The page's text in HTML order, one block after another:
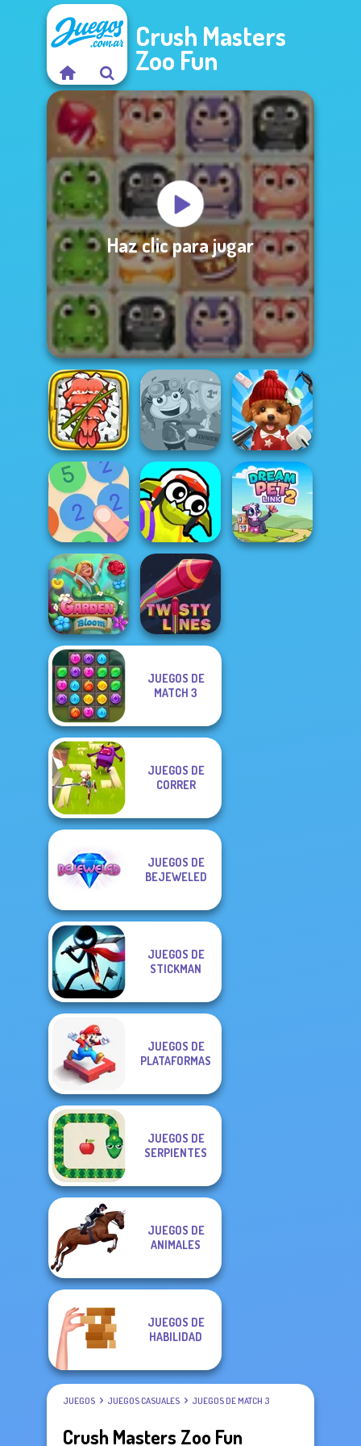
Crush Masters
Zoo Fun
Haz clic para jugar
Giant Sushi:
Merge Master
Game
Poptropica Pet Salon 2
Merge 13
Funny Blade &
Magic
Garden Bloom
JUEGOS DE
MATCH 3
JUEGOS DE
CORRER
JUEGOS DE
BEJEWELED
JUEGOS DE
STICKMAN
JUEGOS DE
PLATAFORMAS
JUEGOS DE
SERPIENTES
JUEGOS DE
ANIMALES
JUEGOS DE
HABILIDAD
JUEGOS JUEGOS CASUALES JUEGOS DE MATCH 3
Crush Masters Zoo Fun